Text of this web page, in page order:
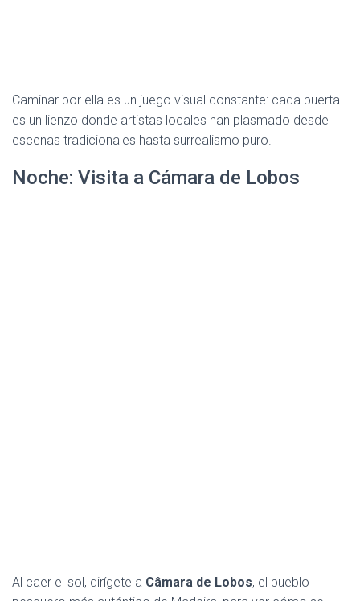
Caminar por ella es un juego visual constante: cada puerta
es un lienzo donde artistas locales han plasmado desde
escenas tradicionales hasta surrealismo puro.
Noche: Visita a Cámara de Lobos
Al caer el sol, dirígete a Câmara de Lobos, el pueblo